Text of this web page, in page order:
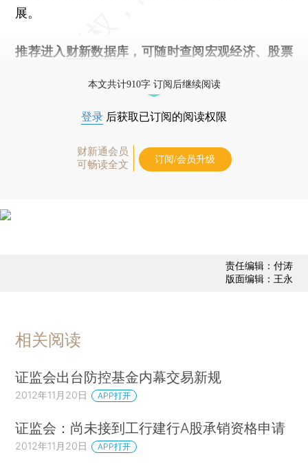
展。
推荐进入 财新数据库 ，可随时查阅宏观经济、股票
本文共计910字 订阅后继续阅读
登录 后获取已订阅的阅读权限
财新通会员
可畅读全文
订阅/会员升级
责任编辑：付涛
版面编辑：王永
相关阅读
证监会出台防控基金内幕交易新规
2012年11月20日 APP打开
证监会：尚未接到工行建行A股承销资格申请
2012年11月20日 APP打开